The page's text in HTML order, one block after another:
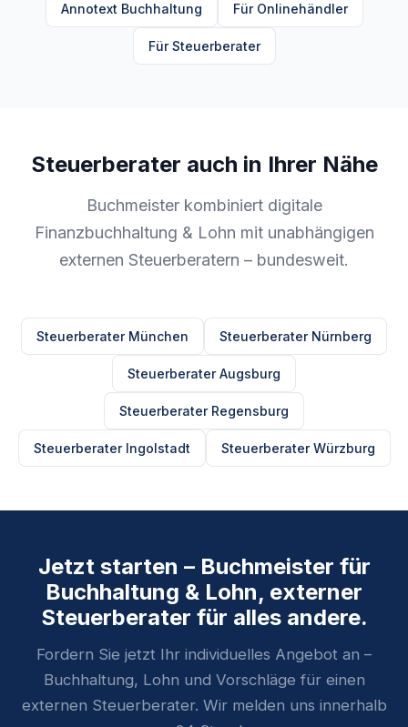
Annotext Buchhaltung Für Onlinehändler
Für Steuerberater
Steuerberater auch in Ihrer Nähe
Buchmeister kombiniert digitale
Finanzbuchhaltung & Lohn mit unabhängigen
externen Steuerberatern – bundesweit.
Steuerberater München Steuerberater Nürnberg
Steuerberater Augsburg
Steuerberater Regensburg
Steuerberater Ingolstadt Steuerberater Würzburg
Jetzt starten – Buchmeister für
Buchhaltung & Lohn, externer
Steuerberater für alles andere.
Fordern Sie jetzt Ihr individuelles Angebot an –
Buchhaltung, Lohn und Vorschläge für einen
externen Steuerberater. Wir melden uns innerhalb